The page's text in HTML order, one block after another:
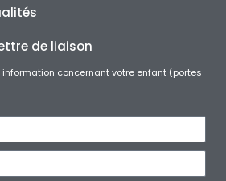
de liaison
information concernant votre enfant (portes